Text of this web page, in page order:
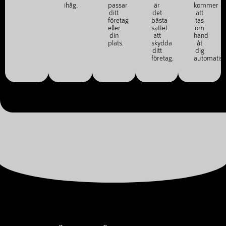
ihåg.
passar
ditt
företag
eller
din
plats.
är
det
bästa
sättet
att
skydda
ditt
företag.
kommer
att
tas
om
hand
åt
dig